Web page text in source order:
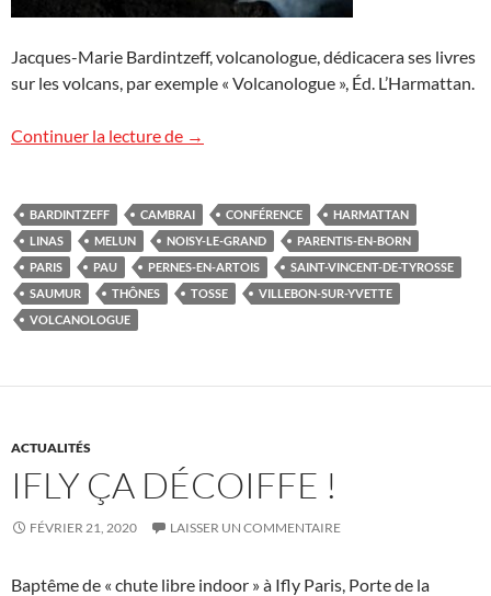
Jacques-Marie Bardintzeff, volcanologue, dédicacera ses livres
sur les volcans, par exemple « Volcanologue », Éd. L’Harmattan.
Continuer la lecture de Conférences « Volcans » à venir
→
BARDINTZEFF CAMBRAI CONFÉRENCE
HARMATTAN
LINAS
MELUN NOISY-LE-GRAND
PARENTIS-EN-BORN
PARIS
PAU PERNES-EN-ARTOIS
SAINT-VINCENT-DE-TYROSSE
SAUMUR
THÔNES TOSSE
VILLEBON-SUR-YVETTE
VOLCANOLOGUE
ACTUALITÉS
IFLY ÇA DÉCOIFFE !
FÉVRIER 21, 2020 LAISSER UN COMMENTAIRE
Baptême de « chute libre indoor » à Ifly Paris, Porte de la